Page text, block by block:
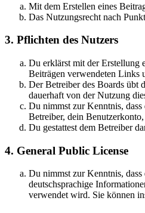
Mit dem Erstellen eines
Das Nutzungsrecht nach
3. Pflichten des Nutzers
Du erklärst mit der Erstellung
Beiträgen verwendeten Links
Der Betreiber des Boards übt
dauerhaft von der Nutzung
Du nimmst zur Kenntnis,
Betreiber, dein
Du gestattest dem Betreiber
4. General Public License
Du nimmst zur Kenntnis,
deutschsprachige
verwendet wird. Sie können